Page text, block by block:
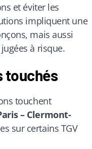
et éviter les
impliquent une
mais aussi
à risque.
touchés
touchent
– Clermont-
sur certains TGV